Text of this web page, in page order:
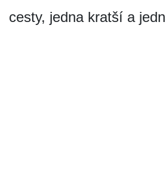
cesty, jedna kratší a